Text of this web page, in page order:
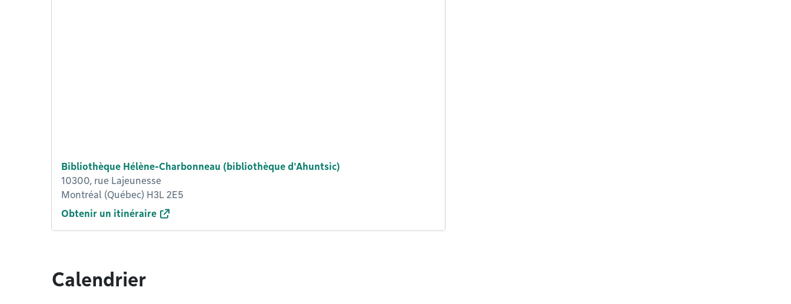
Bibliothèque Hélène-Charbonneau (bibliothèque d'Ahuntsic)
10300, rue Lajeunesse
Montréal (Québec) H3L 2E5
Obtenir un itinéraire
Calendrier